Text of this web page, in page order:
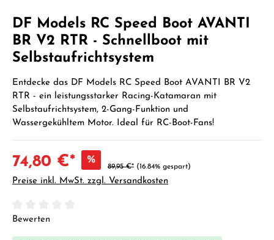
DF Models RC Speed Boot AVANTI
BR V2 RTR - Schnellboot mit
Selbstaufrichtsystem
Entdecke das DF Models RC Speed Boot AVANTI BR V2
RTR - ein leistungsstarker Racing-Katamaran mit
Selbstaufrichtsystem, 2-Gang-Funktion und
Wassergekühltem Motor. Ideal für RC-Boot-Fans!
74,80 €* %
89,95 €* (16.84% gespart)
Preise inkl. MwSt. zzgl. Versandkosten
Durchschnittliche Bewertung von 0 von 5 Sternen
Bewerten